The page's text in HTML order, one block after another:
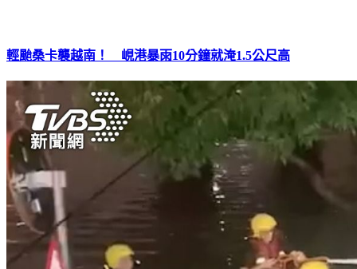
輕颱桑卡襲越南！ 峴港暴雨10分鐘就淹1.5公尺高